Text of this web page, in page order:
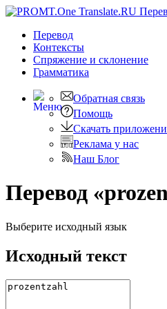
Перевод
Контексты
Спряжение и склонение
Грамматика
Обратная связь
Помощь
Скачать
Реклама у нас
Наш Блог
Перевод
Выберите исходный язык
Исходный текст